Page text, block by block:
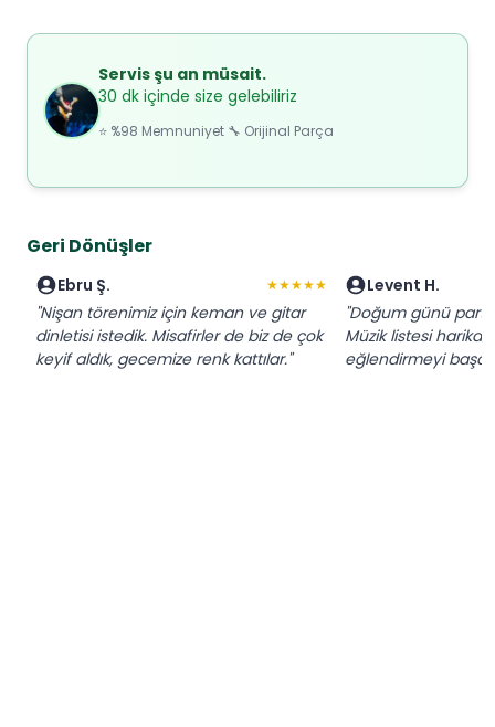
Servis şu an müsait.
30 dk içinde size gelebiliriz
⭐ %98 Memnuniyet 🔧 Orijinal Parça
Geri Dönüşler
Ebru Ş. ★★★★★
"Nişan törenimiz için keman ve gitar
dinletisi istedik. Misafirler de biz de çok
keyif aldık, gecemize renk kattılar."
Levent H.
"Doğum günü
Müzik listesi
eğlendirmeyi